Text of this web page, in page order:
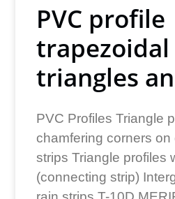
PVC profile
trapezoidal
triangles
PVC Profiles Triangle
chamfering corners on
strips Triangle profiles
(connecting strip)